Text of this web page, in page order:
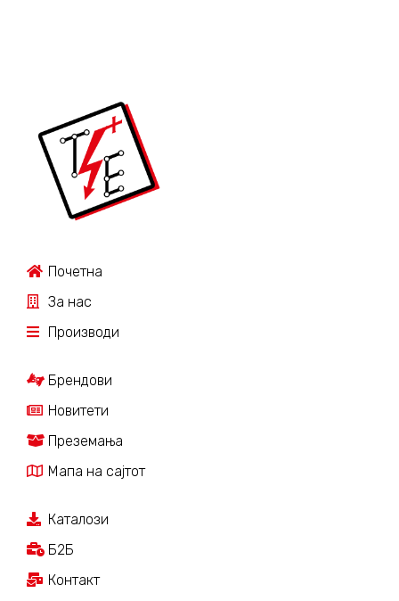
Почетна
За нас
Производи
Брендови
Новитети
Преземања
Мапа на сајтот
Каталози
Б2Б
Контакт